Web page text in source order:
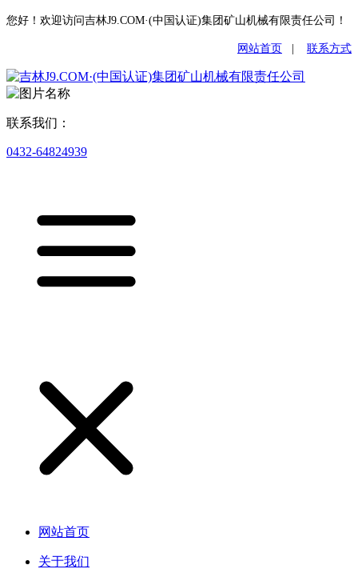
您好！欢迎访问吉林J9.COM·(中国认证)集团矿山机械有限责任公司！
网站首页 联系方式
联系我们：
0432-64824939
网站首页
关于我们